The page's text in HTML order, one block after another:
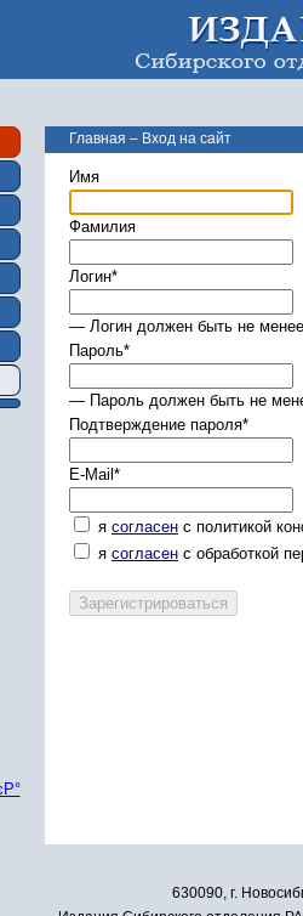
Главная – Вход на сайт
Имя
Фамилия
Логин*
— Логин должен быть не
Пароль*
— Пароль должен быть не
Подтверждение пароля*
E-Mail *
я согласен с политикой
я согласен с обработкой
630090, г.